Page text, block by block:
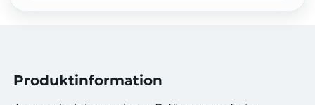
Produktinformation